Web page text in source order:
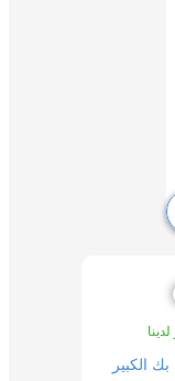
الكبير